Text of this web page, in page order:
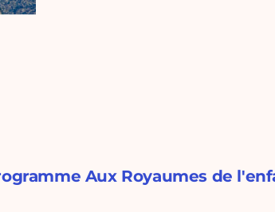
Aux Royaumes de